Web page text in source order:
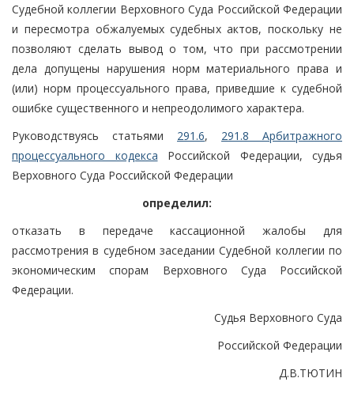
Судебной коллегии Верховного Суда Российской Федерации
и пересмотра обжалуемых судебных актов, поскольку не
позволяют сделать вывод о том, что при рассмотрении
дела допущены нарушения норм материального права и
(или) норм процессуального права, приведшие к судебной
ошибке существенного и непреодолимого характера.
Руководствуясь статьями 291.6, 291.8 Арбитражного
процессуального кодекса Российской Федерации, судья
Верховного Суда Российской Федерации
определил:
отказать в передаче кассационной жалобы для
рассмотрения в судебном заседании Судебной коллегии по
экономическим спорам Верховного Суда Российской
Федерации.
Судья Верховного Суда
Российской Федерации
Д.В.ТЮТИН